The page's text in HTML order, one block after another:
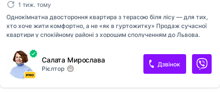
1 тиж. тому
Однокімнатна двостороння квартира з терасою біля лісу — для тих,
хто хоче жити комфортно, а не «як в гуртожитку» Продаж сучасної
квартири у спокійному районі з хорошим сполученням до Львова.
простір без тісноти та старих ремонтів. ▪️ 36м² площі ▪️ два балкони ▪️
двостороння ▪️ підземний паркінг ▪️ зручне планування Поруч магазини,
транспорт, супермаркети та все необхідне для щоденного життя. А
ліс біля будинку — окремий бонус після активного міста. Є
розтермінування без відсотків при першому внеску від 50%. Без
Салата Мирослава
Рієлтор
Дзвінок